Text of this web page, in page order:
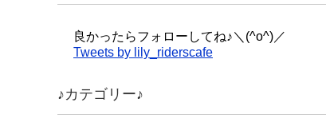
良かったらフォローしてね♪＼(^o^)／
Tweets by lily_riderscafe
♪カテゴリー♪